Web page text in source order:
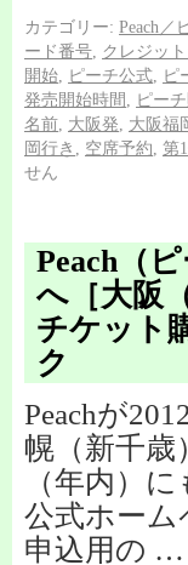
カテゴリー: Peach／
ード番号
クレジッ
開始
ピーチ公式 ピ
発売開始時間
ピー
名前 大阪発 大阪福
岡行き
空席予約 第
せん
Peach（
へ［大阪
チケット
ク
Peachが
幌（新千歳
（年内）
公式ホーム
申込用の …